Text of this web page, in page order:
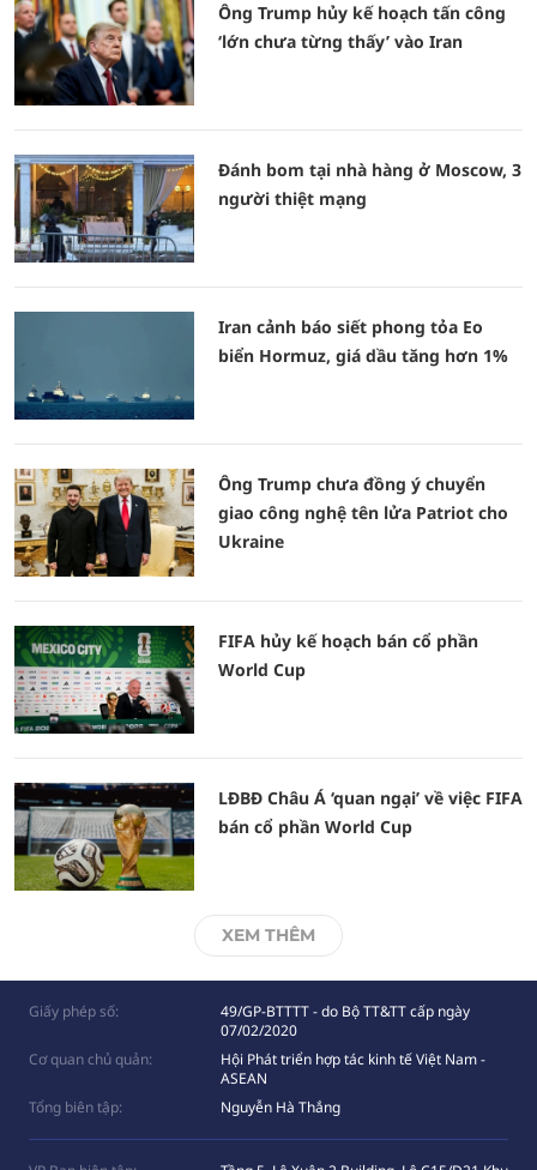
Ông Trump hủy kế hoạch tấn công
‘lớn chưa từng thấy’ vào Iran
Đánh bom tại nhà hàng ở Moscow, 3
người thiệt mạng
Iran cảnh báo siết phong tỏa Eo
biển Hormuz, giá dầu tăng hơn 1%
Ông Trump chưa đồng ý chuyển
giao công nghệ tên lửa Patriot cho
Ukraine
FIFA hủy kế hoạch bán cổ phần
World Cup
LĐBĐ Châu Á ‘quan ngại’ về việc FIFA
bán cổ phần World Cup
XEM THÊM
Giấy phép số:
49/GP-BTTTT - do Bộ TT&TT cấp ngày
07/02/2020
Cơ quan chủ quản:
Hội Phát triển hợp tác kinh tế Việt Nam -
ASEAN
Tổng biên tập:
Nguyễn Hà Thắng